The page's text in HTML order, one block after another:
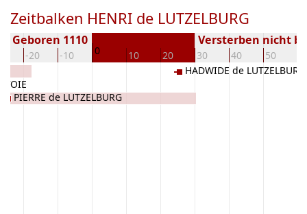
Zeitbalken HENRI de LUTZELBURG
-20 -10 0 10 20 30 40 50
Geboren 1110 Versterben nicht
PIERRE de LUTZELBURG
HADWIDE de LUTZELBURG